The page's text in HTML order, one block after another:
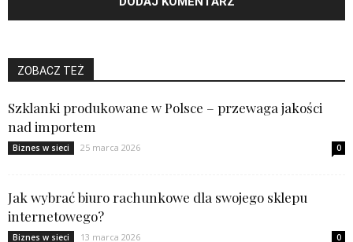
ZOBACZ TEŻ
Szklanki produkowane w Polsce – przewaga jakości
nad importem
Biznes w sieci 25 marca 2026 0
Jak wybrać biuro rachunkowe dla swojego sklepu
internetowego?
Biznes w sieci 13 marca 2026 0